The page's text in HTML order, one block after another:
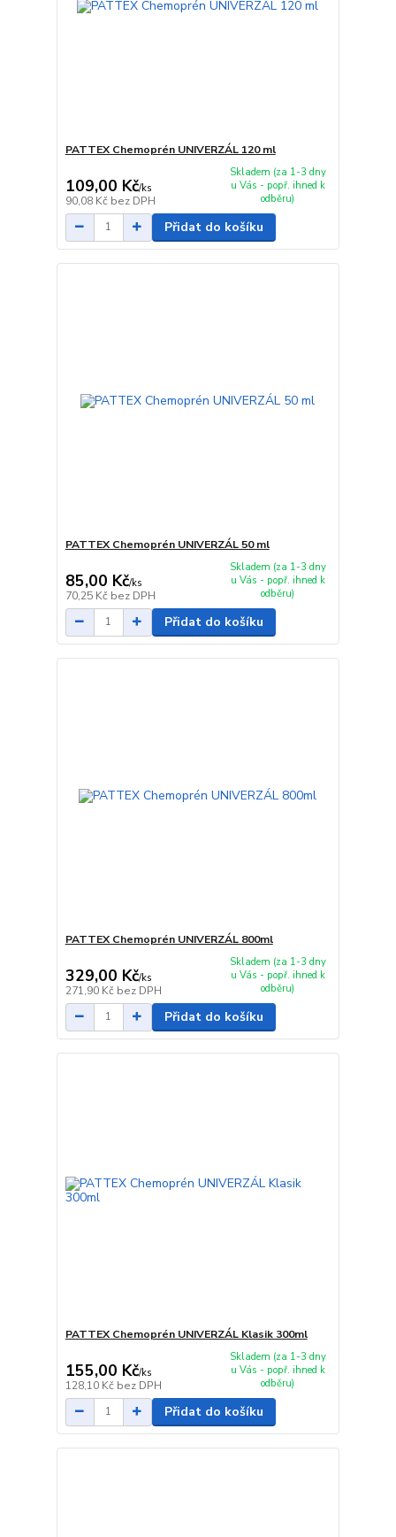
PATTEX Chemoprén UNIVERZÁL 120 ml
109,00 Kč/ks
90,08 Kč bez DPH
Skladem (za 1-3 dny
u Vás - popř. ihned k
odběru)
Přidat do košíku
PATTEX Chemoprén UNIVERZÁL 50 ml
85,00 Kč/ks
70,25 Kč bez DPH
Skladem (za 1-3 dny
u Vás - popř. ihned k
odběru)
Přidat do košíku
PATTEX Chemoprén UNIVERZÁL 800ml
329,00 Kč/ks
271,90 Kč bez DPH
Skladem (za 1-3 dny
u Vás - popř. ihned k
odběru)
Přidat do košíku
PATTEX Chemoprén UNIVERZÁL Klasik 300ml
155,00 Kč/ks
128,10 Kč bez DPH
Skladem (za 1-3 dny
u Vás - popř. ihned k
odběru)
Přidat do košíku